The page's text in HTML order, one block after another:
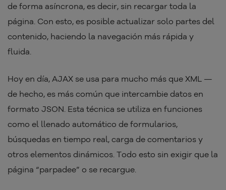
de forma asíncrona, es decir, sin recargar toda la
página. Con esto, es posible actualizar solo partes del
contenido, haciendo la navegación más rápida y
fluida.
Hoy en día, AJAX se usa para mucho más que XML —
de hecho, es más común que intercambie datos en
formato JSON. Esta técnica se utiliza en funciones
como el llenado automático de formularios,
búsquedas en tiempo real, carga de comentarios y
otros elementos dinámicos. Todo esto sin exigir que la
página “parpadee” o se recargue.